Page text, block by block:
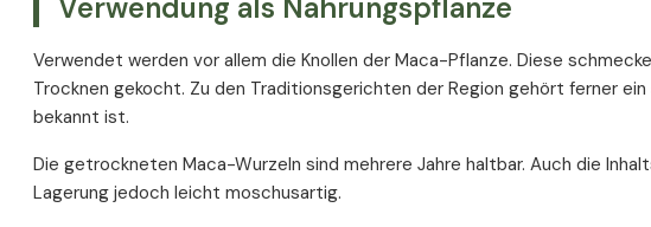
Maca schwarz
Maca Inhaltsstoffe und Nährwerte
Primärmetaboliten in Maca
Die Schilddrüse als wichtiges Stoffwechselorgan
Maca als Nahrungsergänzungsmittel
Dosierung
Verwendung als Nahrungspflanze
Verwendet werden vor allem die Knollen der Maca-Pflanze. Diese
Trocknen gekocht. Zu den Traditionsgerichten der Region gehört ferner
bekannt ist.
Die getrockneten Maca-Wurzeln sind mehrere Jahre haltbar. Auch die
Lagerung jedoch leicht moschusartig.